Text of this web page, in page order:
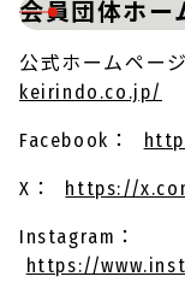
会員団体ホー
公式ホームペー
keirindo.co.jp/
Facebook：
X： https://
Instagram：
https://